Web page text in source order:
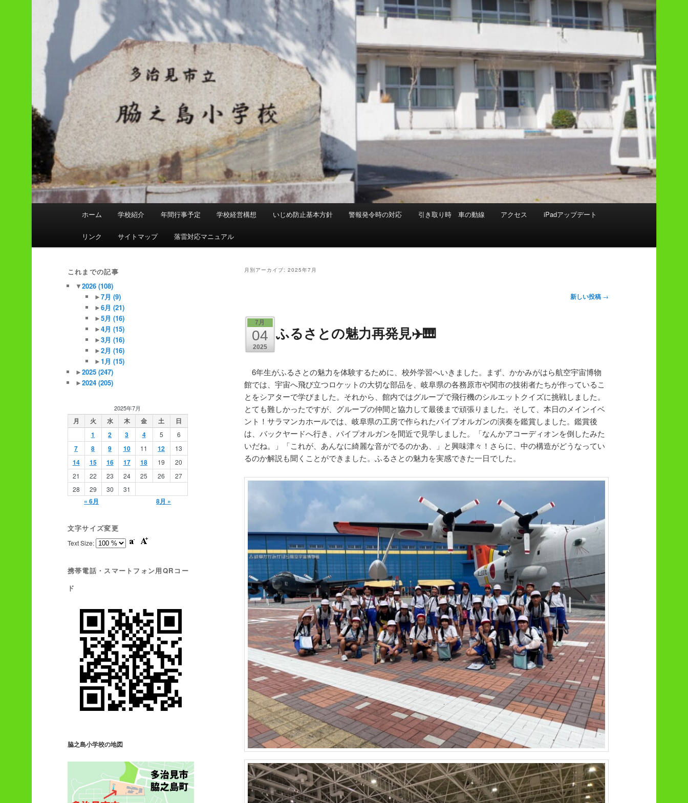
メ
ホーム 学校紹介 年間行事予定 学校経営構想 いじめ防止基本方針 警報発令時の対応 引き取り時 車の動線 アクセス iPadアップデート
リンク サイトマップ 落雷対応マニュアル
月別アーカイブ: 2025年7月
ナ
ョ
ン
新しい投稿 →
7月
04
2025
ふるさとの魅力再発見✈️🎹
6年生がふるさとの魅力を体験するために、校外学習へいきました。まず、かかみがはら航空宇宙博物
館では、宇宙へ飛び立つロケットの大切な部品を、岐阜県の各務原市や関市の技術者たちが作っているこ
とをシアターで学びました。それから、館内ではグループで飛行機のシルエットクイズに挑戦しました。
とても難しかったですが、グループの仲間と協力して最後まで頑張りました。そして、本日のメインイベ
ント！サラマンカホールでは、岐阜県の工房で作られたパイプオルガンの演奏を鑑賞しました。鑑賞後
は、バックヤードへ行き、パイプオルガンを間近で見学しました。「なんかアコーディオンを倒したみた
いだね。」「これが、あんなに綺麗な音がでるのかあ、」と興味津々！さらに、中の構造がどうなってい
るのか解説も聞くことができました。ふるさとの魅力を実感できた一日でした。
これまでの記事
▼2026 (108)
►7月(9)
►6月(21)
►5月(16)
►4月(15)
►3月(16)
►2月(16)
►1月(15)
►2025 (247)
►2024 (205)
2025年7月
月 火 水 木 金 土
日
1
2 3 4 5 6
7 8 9 10 11 12 13
14 15 16 17 18 19
20
21
22 23 24 25 26
27
28
29 30 31
« 6月 8月 »
文字サイズ変更
Text Size:
携帯電話・スマートフォン用QRコー
ド
脇之島小学校の地図